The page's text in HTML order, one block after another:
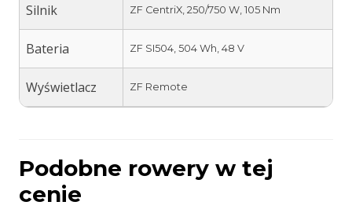
Silnik ZF CentriX, 250/750 W, 105 Nm
Bateria ZF SI504, 504 Wh, 48 V
Wyświetlacz ZF Remote
Podobne rowery w tej
cenie